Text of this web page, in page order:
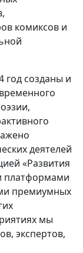
комиксов и
год созданы и
деятелей
«Развития
платформами
премиумных
мы
экспертов,